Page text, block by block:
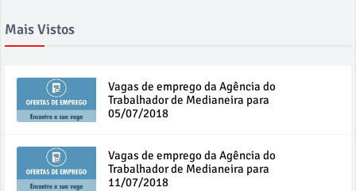
Mais Vistos
Vagas de emprego da Agência do
Trabalhador de Medianeira para
05/07/2018
Vagas de emprego da Agência do
Trabalhador de Medianeira para
11/07/2018